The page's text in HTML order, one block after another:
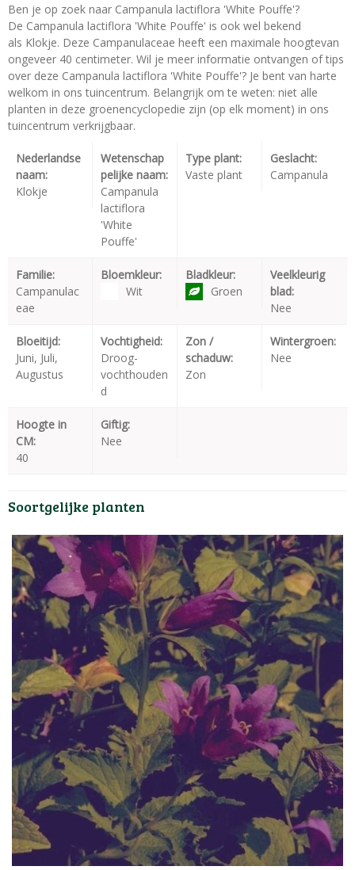
Ben je op zoek naar Campanula lactiflora 'White Pouffe'?
De Campanula lactiflora 'White Pouffe' is ook wel bekend
als Klokje. Deze Campanulaceae heeft een maximale hoogtevan
ongeveer 40 centimeter. Wil je meer informatie ontvangen of tips
over deze Campanula lactiflora 'White Pouffe'? Je bent van harte
welkom in ons tuincentrum. Belangrijk om te weten: niet alle
planten in deze groenencyclopedie zijn (op elk moment) in ons
tuincentrum verkrijgbaar.
Nederlandse
naam:
Klokje
Wetenschap
pelijke naam:
Campanula
lactiflora
'White
Pouffe'
Type plant:
Vaste plant
Geslacht:
Campanula
Familie:
Campanulac
eae
Bloemkleur:
Wit
Bladkleur:
Groen
Veelkleurig
blad:
Nee
Bloeitijd:
Juni, Juli,
Augustus
Vochtigheid:
Droog-
vochthouden
d
Zon /
schaduw:
Zon
Wintergroen:
Nee
Hoogte in
CM:
40
Giftig:
Nee
Soortgelijke planten